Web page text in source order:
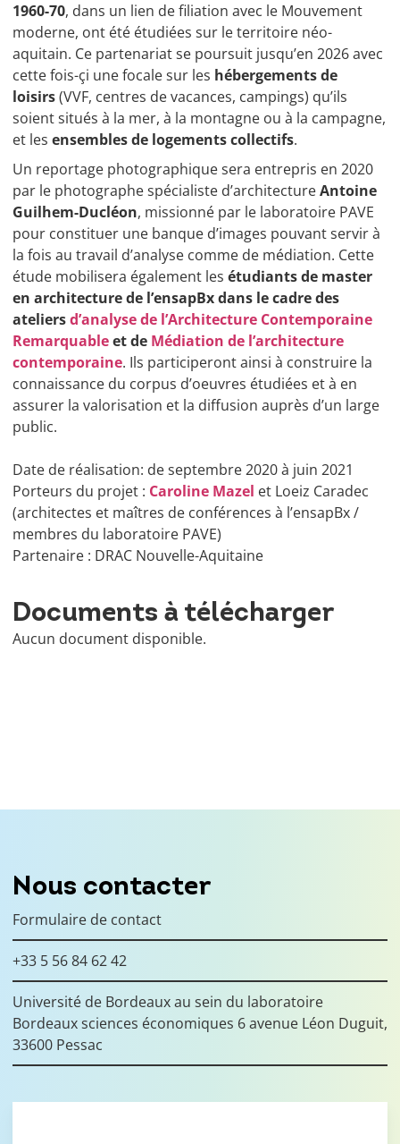
1960-70, dans un lien de filiation avec le Mouvement
moderne, ont été étudiées sur le territoire néo-
aquitain. Ce partenariat se poursuit jusqu’en 2026 avec
cette fois-çi une focale sur les hébergements de
loisirs(VVF, centres de vacances, campings) qu’ils
soient situés à la mer, à la montagne ou à la campagne,
et les ensembles de logements collectifs.
Un reportage photographique sera entrepris en 2020
par le photographe spécialiste d’architectureAntoine
Guilhem-Ducléon, missionné par le laboratoire PAVE
pour constituer une banque d’images pouvant servir à
la fois au travail d’analyse comme de médiation. Cette
étude mobilisera également les étudiants de master
en architecture de l’ensapBx dans le cadre des
ateliersd’analyse de l’Architecture Contemporaine
Remarquableet de Médiation de l’architecture
contemporaine. Ils participeront ainsi à construire la
connaissance du corpus d’oeuvres étudiées et à en
assurer la valorisation et la diffusion auprès d’un large
public.
Date de réalisation: de septembre 2020 à juin 2021
Porteurs du projet : Caroline Mazel et Loeiz Caradec
(architectes et maîtres de conférences à l’ensapBx /
membres du laboratoire PAVE)
Partenaire : DRAC Nouvelle-Aquitaine
Documents à télécharger
Aucun document disponible.
Nous contacter
Formulaire de contact
+33 5 56 84 62 42
Université de Bordeaux au sein du laboratoire
Bordeaux sciences économiques 6 avenue Léon Duguit,
33600 Pessac